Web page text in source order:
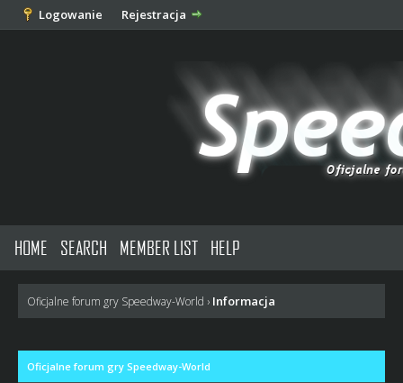
Logowanie Rejestracja
HOME SEARCH MEMBER LIST HELP
Oficjalne forum gry Speedway-World › Informacja
Oficjalne forum gry Speedway-World